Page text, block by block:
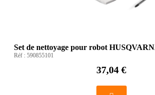
Set de nettoyage pour robot
Réf : 590855101
37,04 €